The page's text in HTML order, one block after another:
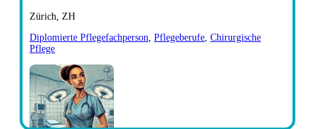
Zürich, ZH
Diplomierte Pflegefachperson Pflegeberufe Chirurgische
Pflege